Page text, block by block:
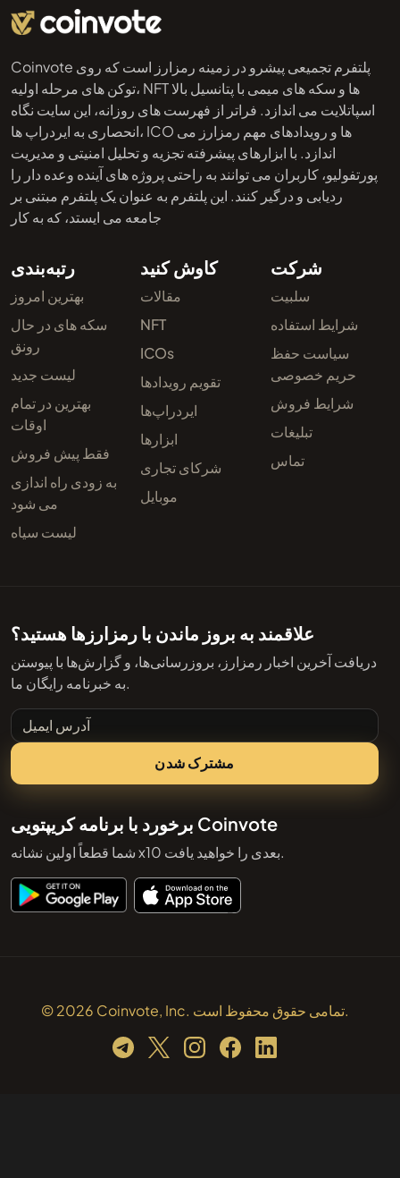
Coinvote پلتفرم تجمیعی پیشرو در زمینه رمزارز است که روی
توکن های مرحله اولیه، NFT ها و سکه های میمی با پتانسیل بالا
اسپاتلایت می اندازد. فراتر از فهرست های روزانه، این سایت نگاه
انحصاری به ایردراپ ها، ICO ها و رویدادهای مهم رمزارز می
اندازد. با ابزارهای پیشرفته تجزیه و تحلیل امنیتی و مدیریت
پورتفولیو، کاربران می توانند به راحتی پروژه های آینده وعده دار را
ردیابی و درگیر کنند. این پلتفرم به عنوان یک پلتفرم مبتنی بر
جامعه می ایستد، که به کار
رتبه‌بندی
بهترین امروز
سکه های در حال
رونق
لیست جدید
بهترین در تمام
اوقات
فقط پیش فروش
به زودی راه اندازی
می شود
لیست سیاه
کاوش کنید
مقالات
NFT
ICOs
تقویم رویدادها
ایردراپ‌ها
ابزارها
شرکای تجاری
موبایل
شرکت
سلبیت
شرایط استفاده
سیاست حفظ
حریم خصوصی
شرایط فروش
تبلیغات
تماس
علاقمند به بروز ماندن با رمزارزها هستید؟
دریافت آخرین اخبار رمزارز، بروزرسانی‌ها، و گزارش‌ها با پیوستن
به خبرنامه رایگان ما.
آدرس ایمیل
مشترک شدن
برخورد با برنامه کریپتویی Coinvote
شما قطعاً اولین نشانه x10 بعدی را خواهید یافت.
© 2026 Coinvote, Inc. تمامی حقوق محفوظ است.